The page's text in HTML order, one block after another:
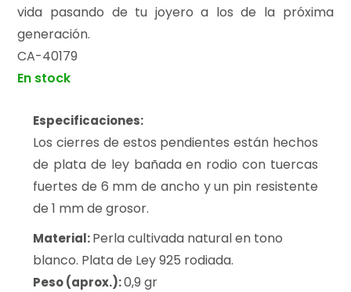
vida pasando de tu joyero a los de la próxima
generación.
CA-40179
En stock
Especificaciones:
Los cierres de estos pendientes están hechos
de plata de ley bañada en rodio con tuercas
fuertes de 6 mm de ancho y un pin resistente
de 1 mm de grosor.
Material:Perla cultivada natural en tono
blanco. Plata de Ley 925 rodiada.
Peso (aprox.):0,9 gr